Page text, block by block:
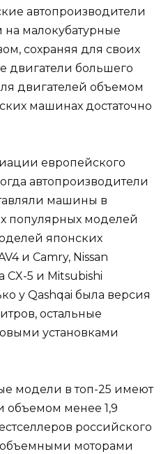
автопроизводители
малокубатурные
сохраняя для своих
двигатели большего
двигателей объемом
машинах достаточно
европейского
автопроизводители
машины в
популярных моделей
японских
и Camry, Nissan
CX-5 и Mitsubishi
у Qashqai была версия
остальные
установками
модели в топ-25 имеют
объемом менее 1,9
российского
моторами